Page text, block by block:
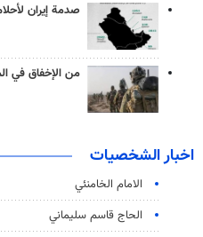
صدمة إيران
من الإخفاق في
اخبار الشخصيات
الامام الخامنئي
الحاج قاسم سليماني